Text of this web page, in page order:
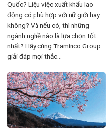
Quốc? Liệu việc xuất khẩu lao
động có phù hợp với nữ giới hay
không? Và nếu có, thì những
ngành nghề nào là lựa chọn tốt
nhất? Hãy cùng Traminco Group
giải đáp mọi thắc...